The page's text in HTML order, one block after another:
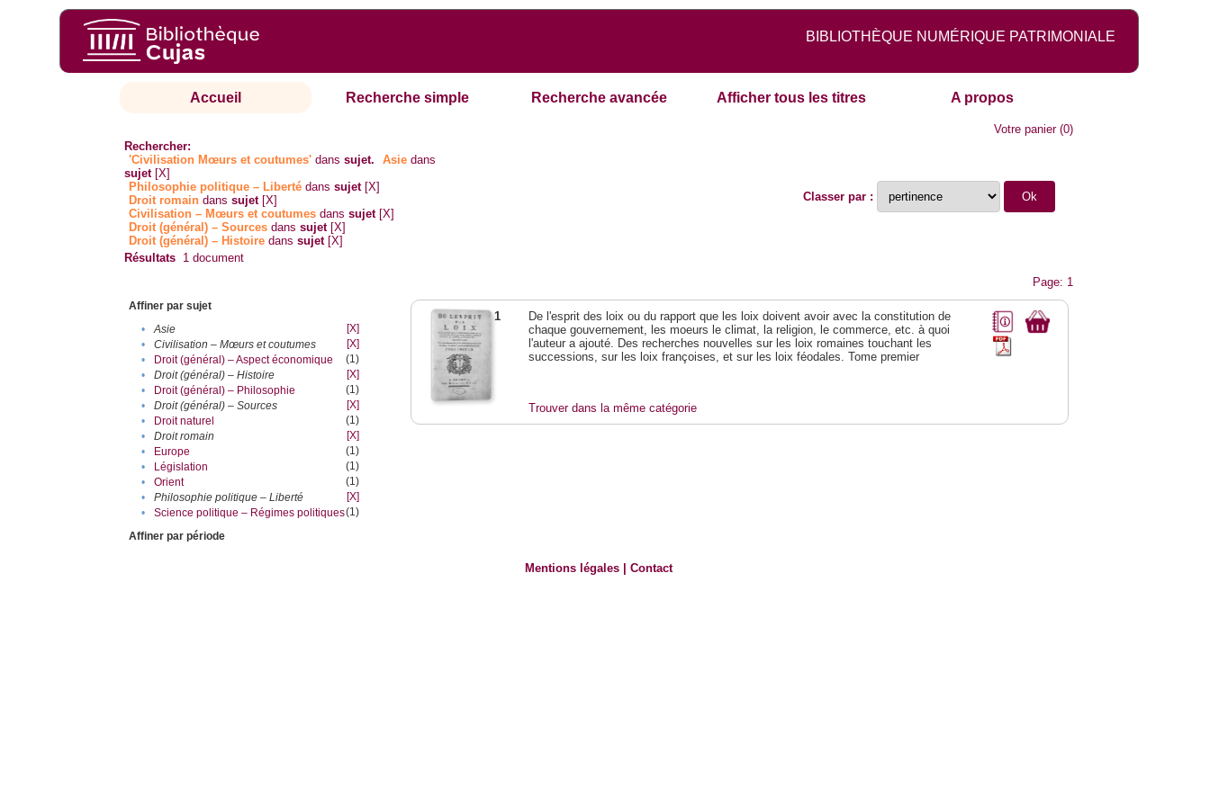
BIBLIOTHÈQUE NUMÉRIQUE PATRIMONIALE
Accueil Recherche simple Recherche avancée Afficher tous les titres A propos
Votre panier(0)
Rechercher:
'Civilisation Mœurs et coutumes' danssujet. Asie dans
sujet [X]
Philosophie politique – Liberté danssujet [X]
Droit romain danssujet [X]
Civilisation – Mœurs et coutumes danssujet [X]
Droit (général) – Sources danssujet [X]
Droit (général) – Histoire danssujet [X]
Classer par :
Résultats 1 document
Page: 1
Affiner par sujet
•
Asie
[X]
•
Civilisation – Mœurs et coutumes
[X]
•
Droit (général) – Aspect économique
(1)
•
Droit (général) – Histoire
[X]
•
Droit (général) – Philosophie
(1)
•
Droit (général) – Sources
[X]
•
Droit naturel
(1)
•
Droit romain
[X]
•
Europe
(1)
•
Législation
(1)
•
Orient
(1)
•
Philosophie politique – Liberté
[X]
•
Science politique – Régimes politiques(1)
Affiner par période
1
De l'esprit des loix ou du rapport que les loix doivent avoir avec la constitution de
chaque gouvernement, les moeurs le climat, la religion, le commerce, etc. à quoi
l'auteur a ajouté. Des recherches nouvelles sur les loix romaines touchant les
successions, sur les loix françoises, et sur les loix féodales. Tome premier
Trouver dans la même catégorie
Mentions légales |Contact